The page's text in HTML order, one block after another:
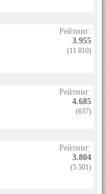
Рейтинг:
3.955
(11 810)
Рейтинг:
4.685
(637)
Рейтинг:
3.804
(5 501)